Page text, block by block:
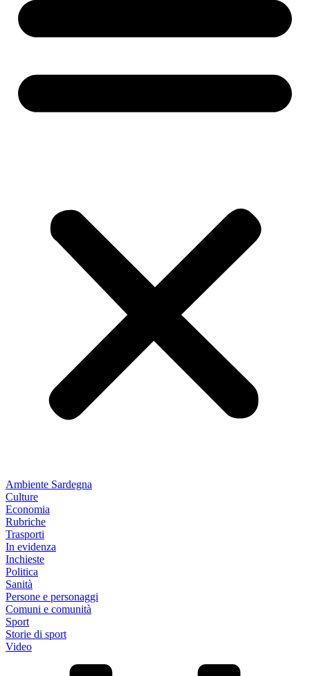
Ambiente Sardegna
Culture
Economia
Rubriche
Trasporti
In evidenza
Inchieste
Politica
Sanità
Persone e personaggi
Comuni e comunità
Sport
Storie di sport
Video